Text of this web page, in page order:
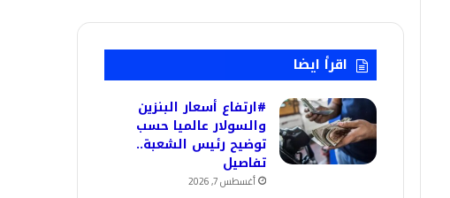
اقرأ ايضا
#ارتفاع أسعار البنزين
والسولار عالميا حسب
توضيح رئيس الشعبة..
تفاصيل
أغسطس 7, 2026